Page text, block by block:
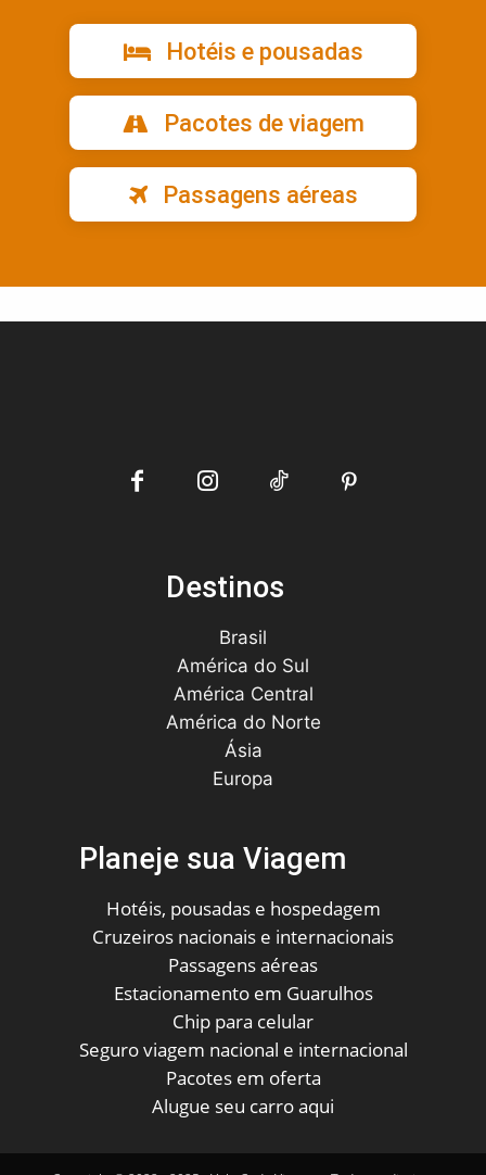
Hotéis e pousadas
Pacotes de viagem
Passagens aéreas
Destinos
Brasil
América do Sul
América Central
América do Norte
Ásia
Europa
Planeje sua Viagem
Hotéis, pousadas e hospedagem
Cruzeiros nacionais e internacionais
Passagens aéreas
Estacionamento em Guarulhos
Chip para celular
Seguro viagem nacional e internacional
Pacotes em oferta
Alugue seu carro aqui